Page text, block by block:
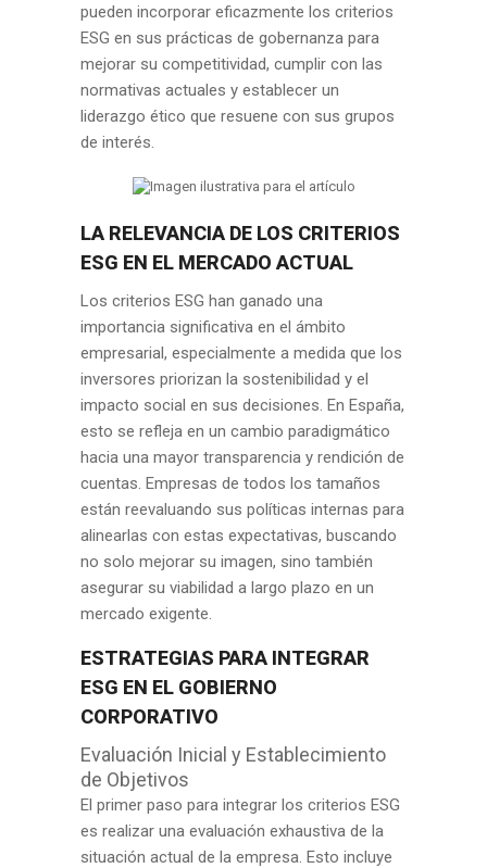
pueden incorporar eficazmente los criterios
ESG en sus prácticas de gobernanza para
mejorar su competitividad, cumplir con las
normativas actuales y establecer un
liderazgo ético que resuene con sus grupos
de interés.
LA RELEVANCIA DE LOS CRITERIOS
ESG EN EL MERCADO ACTUAL
Los criterios ESG han ganado una
importancia significativa en el ámbito
empresarial, especialmente a medida que los
inversores priorizan la sostenibilidad y el
impacto social en sus decisiones. En España,
esto se refleja en un cambio paradigmático
hacia una mayor transparencia y rendición de
cuentas. Empresas de todos los tamaños
están reevaluando sus políticas internas para
alinearlas con estas expectativas, buscando
no solo mejorar su imagen, sino también
asegurar su viabilidad a largo plazo en un
mercado exigente.
ESTRATEGIAS PARA INTEGRAR
ESG EN EL GOBIERNO
CORPORATIVO
Evaluación Inicial y Establecimiento
de Objetivos
El primer paso para integrar los criterios ESG
es realizar una evaluación exhaustiva de la
situación actual de la empresa. Esto incluye